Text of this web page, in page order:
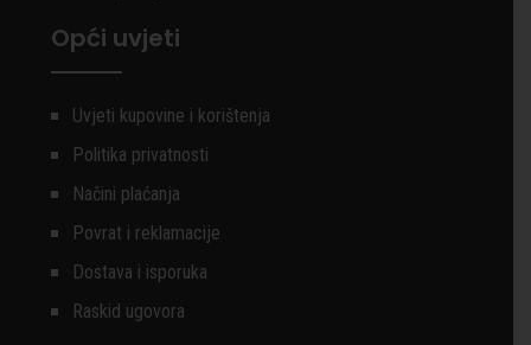
Opći uvjeti
Uvjeti kupovine i korištenja
Politika privatnosti
Načini plaćanja
Povrat i reklamacije
Dostava i isporuka
Raskid ugovora